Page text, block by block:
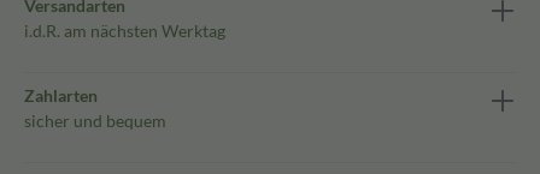
Versandarten
i.d.R. am nächsten Werktag
Zahlarten
sicher und bequem